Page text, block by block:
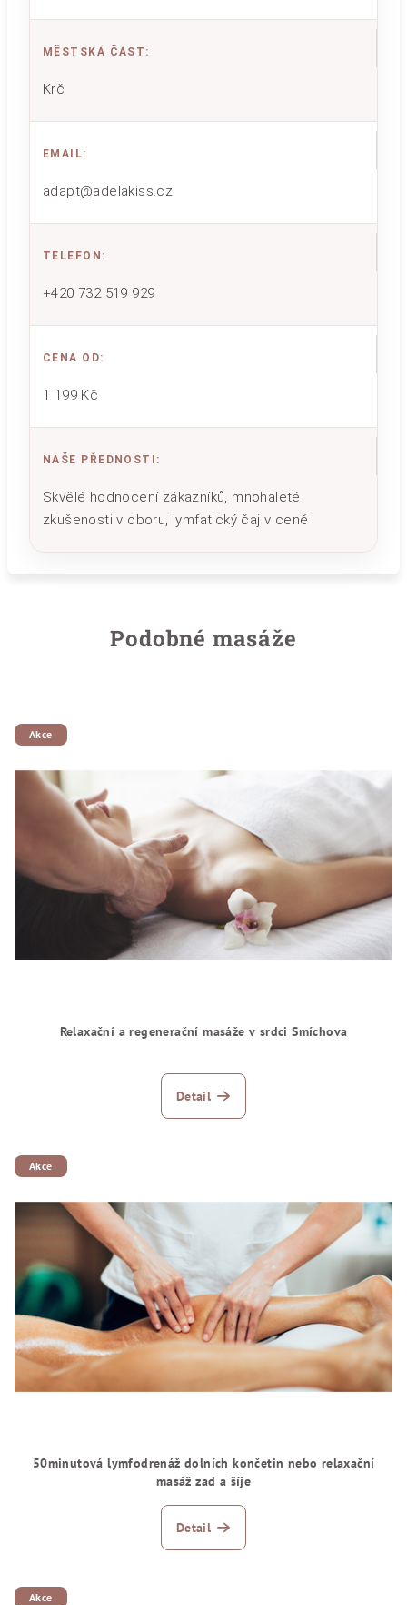
MĚSTSKÁ ČÁST :
Krč
EMAIL:
adapt@adelakiss.cz
TELEFON :
+420 732 519 929
CENA OD:
1 199 Kč
NAŠE PŘEDNOSTI :
Skvělé hodnocení zákazníků, mnohaleté
zkušenosti v oboru, lymfatický čaj v ceně
Podobné masáže
Akce
Relaxační a regenerační masáže v srdci Smíchova
Detail
Akce
50minutová lymfodrenáž dolních končetin nebo relaxační
masáž zad a šíje
Detail
Akce